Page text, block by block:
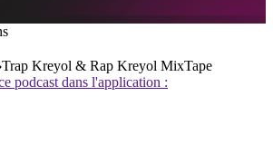
Trap Kreyol & Rap Kreyol MixTape
podcast dans l'application :